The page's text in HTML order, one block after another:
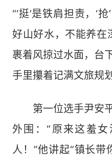
“‘挺’是铁肩担责，‘
好山好水，不能养在
裹着风掠过水面，台
手里攥着记满文旅规
第一位选手尹安平
外围：“原来这羞
人！”他讲起“镇长带